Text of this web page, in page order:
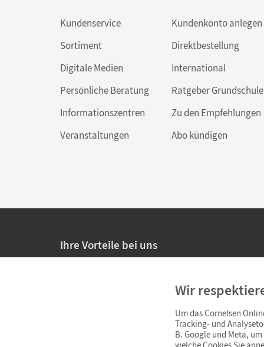
Kundenservice
Sortiment
Digitale Medien
Persönliche Beratung
Informationszentren
Veranstaltungen
Kundenkonto anlegen
Direktbestellung
International
Ratgeber Grundschule
Zu den Empfehlungen
Abo kündigen
Ihre Vorteile bei uns
Persönliche Angebote für Lehrkräfte
Sicheres Einkaufen mit SSL-Verschlüsselung
Wir
Um das Cornelsen
Tracking- und
B. Google und Meta,